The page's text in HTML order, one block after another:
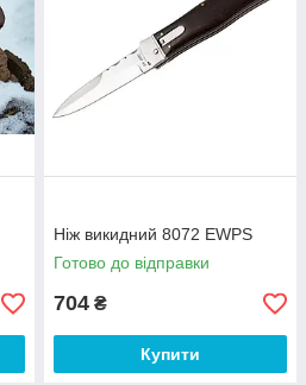
Ніж викидний 8072 EWPS
Готово до відправки
704 ₴
Купити